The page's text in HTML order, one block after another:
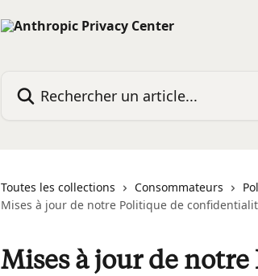
Toutes les collections Consommateurs
Mises à jour de notre Politique de
Mises à jour de